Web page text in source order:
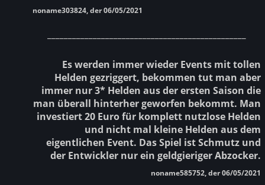
noname303824, der 06/05/2021
Es werden immer wieder Events mit tollen
Helden gezriggert, bekommen tut man aber
immer nur 3* Helden aus der ersten Saison die
man überall hinterher geworfen bekommt. Man
investiert 20 Euro für komplett nutzlose Helden
und nicht mal kleine Helden aus dem
eigentlichen Event. Das Spiel ist Schmutz und
der Entwickler nur ein geldgieriger Abzocker.
noname585752, der 06/05/2021